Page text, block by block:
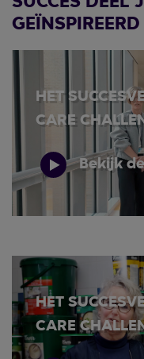
HET
CARE
Bekijk
HET
CARE